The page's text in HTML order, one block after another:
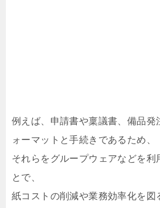
例えば、申請書や稟議書、備品発
ォーマットと手続きであるため、
それらをグループウェアなどを利
とで、
紙コストの削減や業務効率化を図